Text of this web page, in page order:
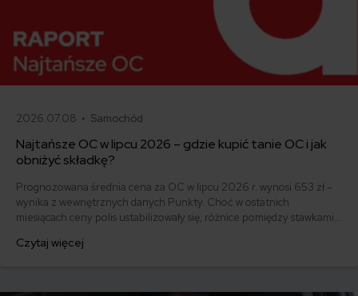
2026.07.08 • Samochód
Najtańsze OC w lipcu 2026 – gdzie kupić tanie OC i jak
obniżyć składkę?
Prognozowana średnia cena za OC w lipcu 2026 r. wynosi 653 zł –
wynika z wewnętrznych danych Punkty. Choć w ostatnich
miesiącach ceny polis ustabilizowały się, różnice pomiędzy stawkami
500 zł, inni – więcej niż 1500 zł. Gdzie znaleźć najtańsze OC w
Czytaj więcej